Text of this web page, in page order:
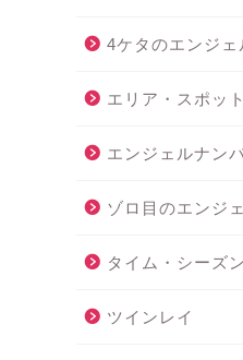
4ケタのエンジェ
エリア・スポット
エンジェルナン
ゾロ目のエンジ
タイム・シーズン
ツインレイ